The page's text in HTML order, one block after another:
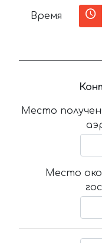
Время
Место
Место